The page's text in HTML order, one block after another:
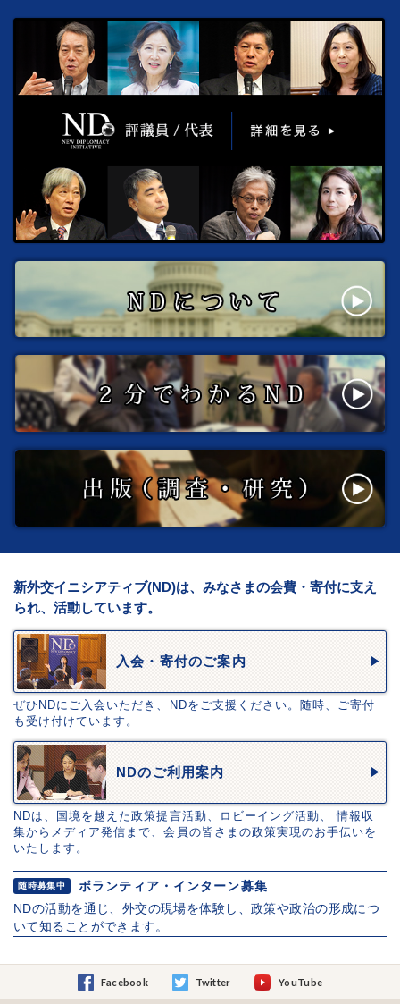
新外交イニシアティブ(ND)は、みなさまの会費・寄付に支え
られ、活動しています。
入会・寄付のご案内
ぜひNDにご入会いただき、NDをご支援ください。随時、ご寄付
も受け付けています。
NDのご利用案内
NDは、国境を越えた政策提言活動、ロビーイング活動、 情報収
集からメディア発信まで、会員の皆さまの政策実現のお手伝いを
いたします。
随時募集中
ボランティア・インターン募集
NDの活動を通じ、外交の現場を体験し、政策や政治の形成につ
いて知ることができます。
Facebook Twitter YouTube